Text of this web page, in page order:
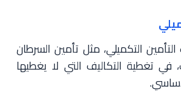
التكميلي، مثل تأمين السرطان
في تغطية التكاليف التي لا يغطيها